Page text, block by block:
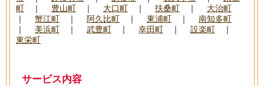
町 ｜ 豊山町 ｜ 大口町 ｜ 扶桑町 ｜ 大治町
｜ 蟹江町 ｜ 阿久比町 ｜ 東浦町 ｜ 南知多町
｜ 美浜町 ｜ 武豊町 ｜ 幸田町 ｜ 設楽町 ｜
東栄町
サービス内容